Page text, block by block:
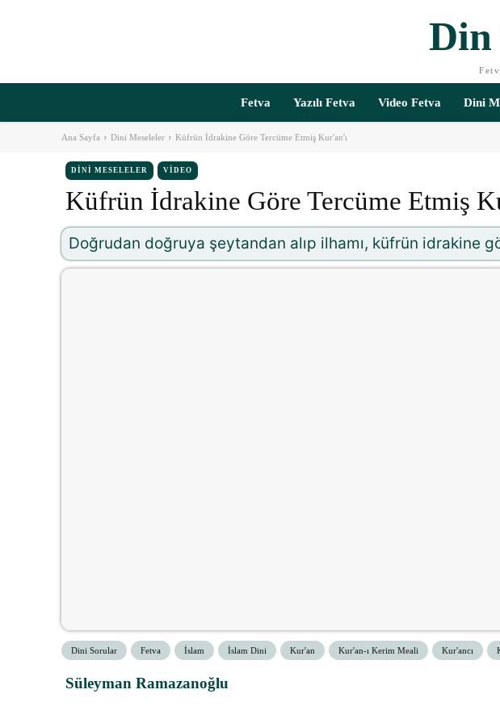
Din
Fetva Yazılı Fetva Video Fetva Dini
Ana Sayfa Dini Meseleler Küfrün İdrakine Göre Tercüme Etmiş Kur'an'ı
DINI MESELELER VIDEO
Küfrün İdrakine Göre Tercüme Etmiş
Doğrudan doğruya şeytandan alıp ilhamı, küfrün idrakine
Dini Sorular Fetva İslam İslam Dini Kur'an Kur'an-ı Kerim Meali Kur'ancı
Süleyman Ramazanoğlu